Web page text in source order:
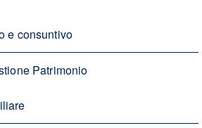
e consuntivo
Patrimonio